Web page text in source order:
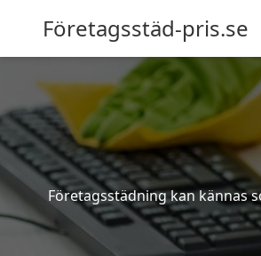
Företagsstäd-pris.se
Företagsstädning kan kännas